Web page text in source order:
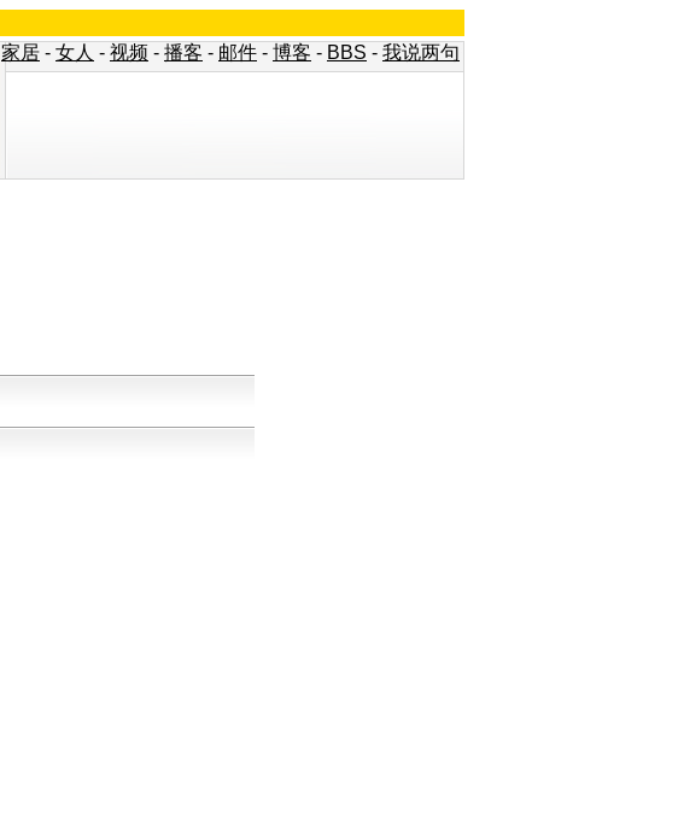
家居 - 女人 - 视频 - 播客 - 邮件 - 博客 - BBS - 我说两句